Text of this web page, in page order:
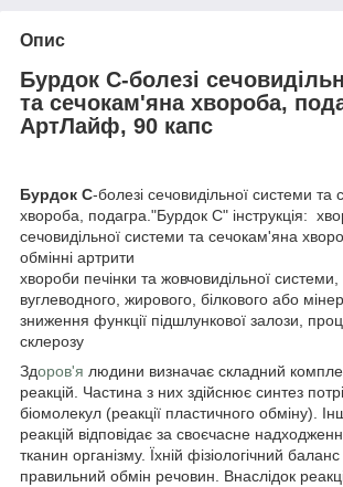
Опис
Бурдок С-болезі
та сечокам'яна хвороба,
АртЛайф, 90 капс
Бурдок С-болезі сечовидільної системи та
хвороба, подагра."Бурдок С" інструкція:
сечовидільної системи та сечокам'яна
обмінні артрити
хвороби печінки та жовчовидільної
вуглеводного, жирового, білкового або
зниження функції підшлункової залози,
склерозу
Здоров'я людини визначає складний
реакцій. Частина з них здійснює синтез
біомолекул (реакції пластичного обміну).
реакцій відповідає за своєчасне
тканин організму. Їхній фізіологічний
правильний обмін речовин. Внаслідок